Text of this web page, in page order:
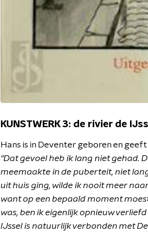
KUNSTWERK 3: de rivier de
Hans is in Deventer geboren en
"Dat gevoel heb ik lang niet gehad.
meemaakte in de puberteit, niet
uit huis ging, wilde ik nooit meer
want op een bepaald moment
was, ben ik eigenlijk opnieuw
IJssel is natuurlijk verbonden met